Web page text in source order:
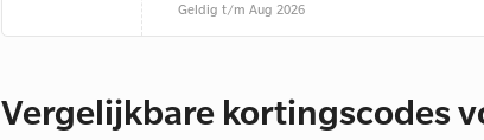
Geldig t/m Aug 2026
Vergelijkbare kortingscodes